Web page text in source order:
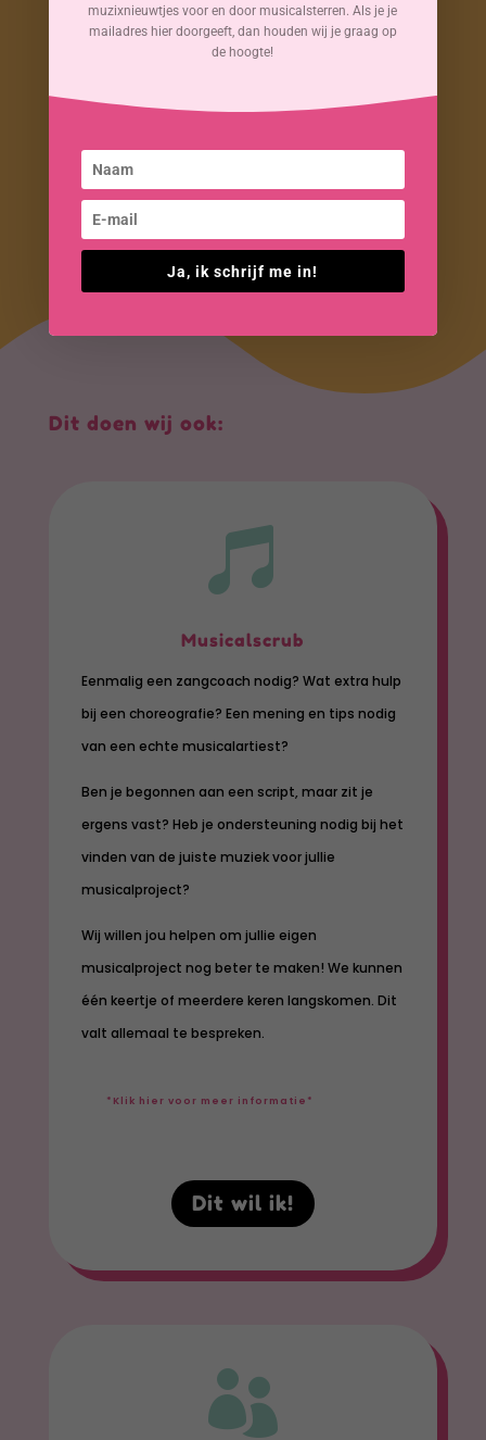
Dit doen wij ook:

Musicalscrub
Eenmalig een zangcoach nodig? Wat extra hulp
bij een choreografie? Een mening en tips nodig
van een echte musicalartiest?
Ben je begonnen aan een script, maar zit je
ergens vast? Heb je ondersteuning nodig bij het
vinden van de juiste muziek voor jullie
musicalproject?
Wij willen jou helpen om jullie eigen
musicalproject nog beter te maken! We kunnen
één keertje of meerdere keren langskomen. Dit
valt allemaal te bespreken.
*Klik hier voor meer informatie*
Dit wil ik!

muzixnieuwtjes voor en door musicalsterren. Als je je
mailadres hier doorgeeft, dan houden wij je graag op
de hoogte!
Ja, ik schrijf me in!